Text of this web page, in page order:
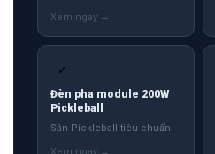
✓
Đèn pha module 200W
Pickleball
Sân Pickleball tiêu chuẩn